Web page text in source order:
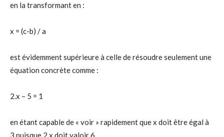
en la transformant en :
x = (c-b) / a
est évidemment supérieure à celle de résoudre seulement une
équation concrète comme :
2.x – 5 = 1
en étant capable de « voir » rapidement que x doit être égal à
3 puisque 2.x doit valoir 6.